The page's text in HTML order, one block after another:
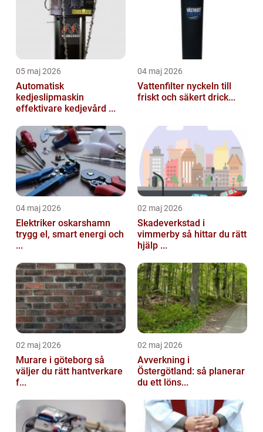
05 maj 2026
Automatisk
kedjeslipmaskin
effektivare kedjevård ...
04 maj 2026
Vattenfilter nyckeln till
friskt och säkert drick...
04 maj 2026
Elektriker oskarshamn
trygg el, smart energi och
...
02 maj 2026
Skadeverkstad i
vimmerby så hittar du rätt
hjälp ...
02 maj 2026
Murare i göteborg så
väljer du rätt hantverkare
f...
02 maj 2026
Avverkning i
Östergötland: så planerar
du ett löns...